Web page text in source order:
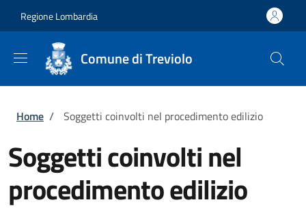
Regione Lombardia
Comune di Treviolo
Briciole di pane
Home / Soggetti coinvolti nel procedimento edilizio
Soggetti coinvolti nel
procedimento edilizio